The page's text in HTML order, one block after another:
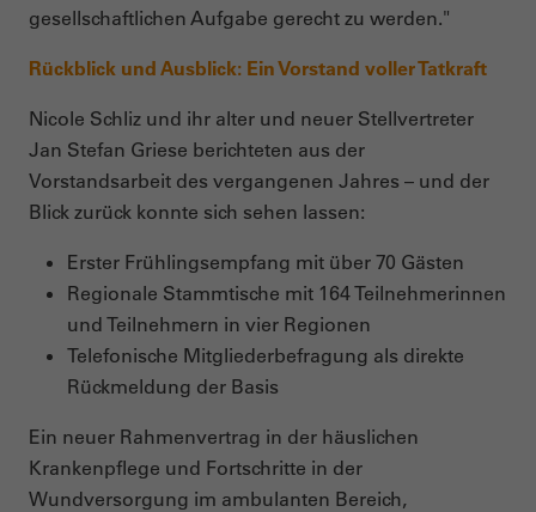
gesellschaftlichen Aufgabe gerecht zu werden."
Rückblick und Ausblick: Ein Vorstand voller Tatkraft
Nicole Schliz und ihr alter und neuer Stellvertreter
Jan Stefan Griese berichteten aus der
Vorstandsarbeit des vergangenen Jahres – und der
Blick zurück konnte sich sehen lassen:
Erster Frühlingsempfang mit über 70 Gästen
Regionale Stammtische mit 164 Teilnehmerinnen
und Teilnehmern in vier Regionen
Telefonische Mitgliederbefragung als direkte
Rückmeldung der Basis
Ein neuer Rahmenvertrag in der häuslichen
Krankenpflege und Fortschritte in der
Wundversorgung im ambulanten Bereich,